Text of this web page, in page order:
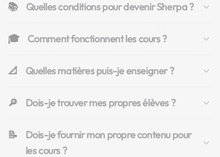
📚 Quelles conditions pour devenir Sherpa ?
🎓 Comment fonctionnent les cours ?
📐 Quelles matières puis-je enseigner ?
🔎 Dois-je trouver mes propres élèves ?
📝
Dois-je fournir mon propre contenu pour
les cours ?